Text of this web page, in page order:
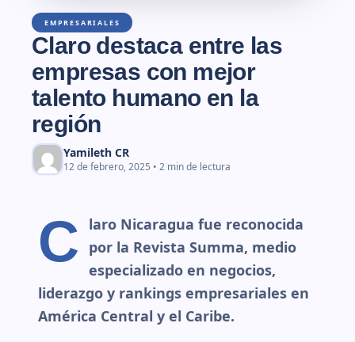
EMPRESARIALES
Claro destaca entre las
empresas con mejor
talento humano en la
región
Yamileth CR
12 de febrero, 2025 • 2 min de lectura
C
laro Nicaragua fue reconocida
por la Revista Summa, medio
especializado en negocios,
liderazgo y rankings empresariales en
América Central y el Caribe.